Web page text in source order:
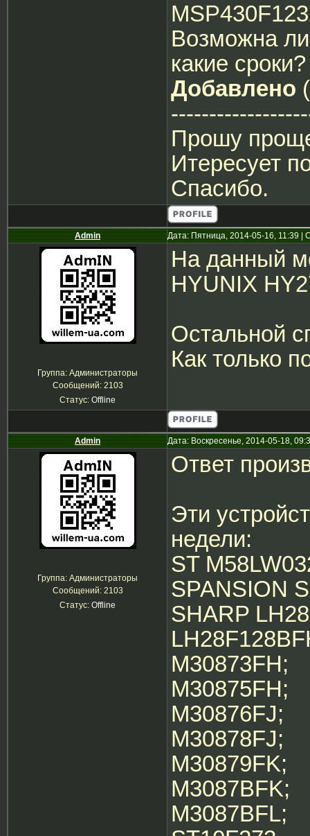
Возможна
какие
Добавлено
Прошу
Итересует
Спасибо.
Admin Дата: Пятница, 2014-05-16, 11:39
Группа: Администраторы
Сообщений: 2103
Статус: Offline
На данный
HYUNIX
Остальной
Как только
Admin Дата: Воскресенье, 2014-05-18,
Группа: Администраторы
Сообщений: 2103
Статус: Offline
Ответ
Эти
недели:
ST
SPANSION
SHARP
M30873FH;
M30875FH;
M30876FJ;
M30878FJ;
M30879FK;
M3087BFK;
M3087BFL;